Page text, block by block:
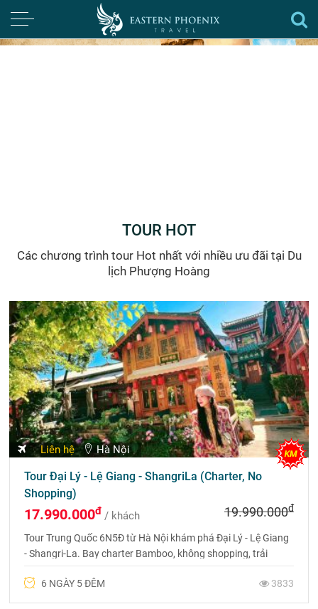
TOUR HOT
Các chương trình tour Hot nhất với nhiều ưu đãi tại Du
lịch Phượng Hoàng
Liên hệ Hà Nội
Tour Đại Lý - Lệ Giang - ShangriLa (Charter, No
Shopping)
17.990.000đ / khách 19.990.000đ
Tour Trung Quốc 6N5Đ từ Hà Nội khám phá Đại Lý - Lệ Giang
- Shangri-La. Bay charter Bamboo, không shopping, trải
6 NGÀY 5 ĐÊM
3833